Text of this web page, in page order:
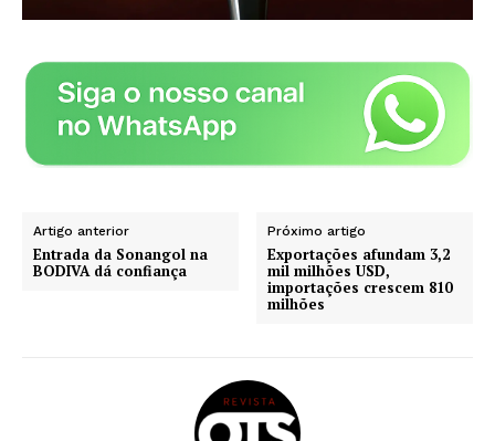
Artigo anterior
Entrada da Sonangol na
BODIVA dá confiança
Próximo artigo
Exportações afundam 3,2
mil milhões USD,
importações crescem 810
milhões